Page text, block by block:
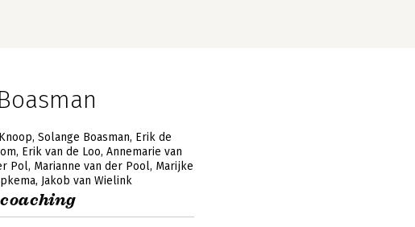
Solange Boasman Erik de
Erik van de Loo Annemarie van
Pol Marianne van der Pool Marijke
Jakob van Wielink